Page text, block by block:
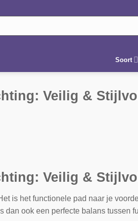
Soort
Veilig &
Veilig &
is het functionele pad naar je
ook een perfecte balans tussen